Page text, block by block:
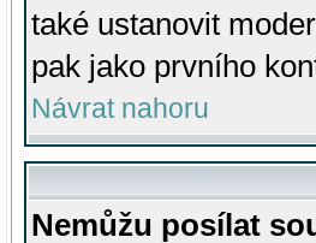
také ustanovit
pak jako prvního
Návrat nahoru
Nemůžu posílat